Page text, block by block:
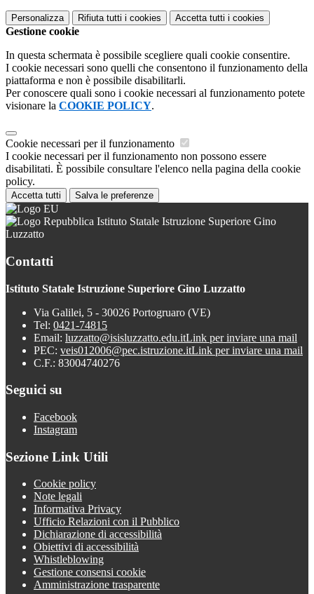
Personalizza Rifiuta tutti i cookies Accetta tutti i cookies
Gestione cookie
In questa schermata è possibile scegliere quali cookie consentire.
I cookie necessari sono quelli che consentono il funzionamento della
piattaforma e non è possibile disabilitarli.
Per conoscere quali sono i cookie necessari al funzionamento potete
visionare la COOKIE POLICY.
Cookie necessari per il funzionamento
I cookie necessari per il funzionamento non possono essere
disabilitati. È possibile consultare l'elenco nella pagina della cookie
policy.
Accetta tutti Salva le preferenze
Istituto Statale Istruzione Superiore Gino
Luzzatto
Contatti
Istituto Statale Istruzione Superiore Gino Luzzatto
Via Galilei, 5 - 30026 Portogruaro (VE)
Tel: 0421-74815
Email: luzzatto@isisluzzatto.edu.itLink per inviare una mail
PEC: veis012006@pec.istruzione.itLink per inviare una mail
C.F.: 83004740276
Seguici su
Facebook
Instagram
Sezione Link Utili
Cookie policy
Note legali
Informativa Privacy
Ufficio Relazioni con il Pubblico
Dichiarazione di accessibilità
Obiettivi di accessibilità
Whistleblowing
Gestione consensi cookie
Amministrazione trasparente